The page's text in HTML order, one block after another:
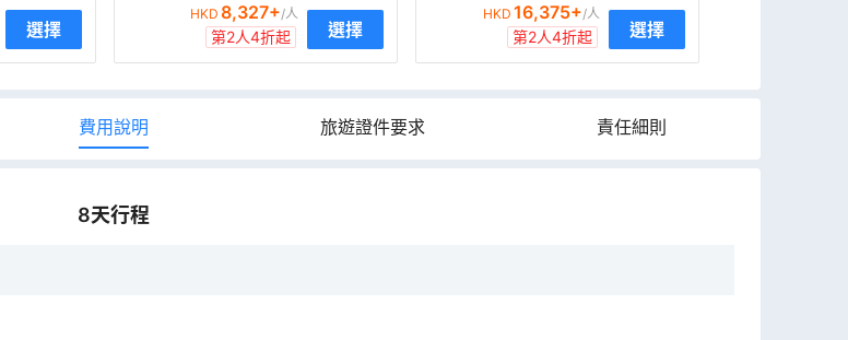
選擇
HKD 8,327+/人
第2人4折起 選擇
HKD 16,375+/人
第2人4折起 選擇
費用說明 旅遊證件要求 責任細則
8天行程